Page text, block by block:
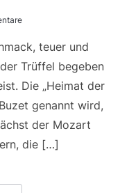
teuer und
Trüffel begeben
Die „Heimat der
genannt wird,
der Mozart
die […]